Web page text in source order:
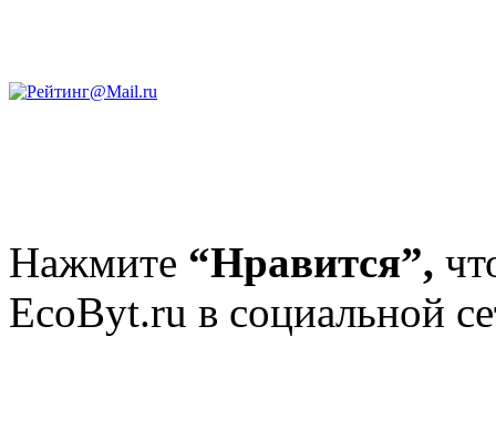
Нажмите “Нравится”,
EcoByt.ru в социальной